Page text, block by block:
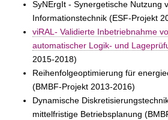
SyNErgIt - Synergetische Nutzung
Informationstechnik (ESF-Projekt
viRAL- Validierte Inbetriebnahme
automatischer Logik- und
2015-2018)
Reihenfolgeoptimierung für
(BMBF-Projekt 2013-2016)
Dynamische
mittelfristige Betriebsplanung